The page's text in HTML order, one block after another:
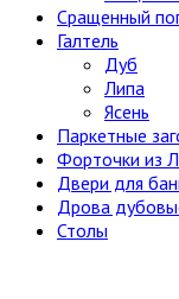
Сращенный
Галтель
Дуб
Липа
Ясень
Паркетные
Форточки из
Двери для
Дрова
Столы